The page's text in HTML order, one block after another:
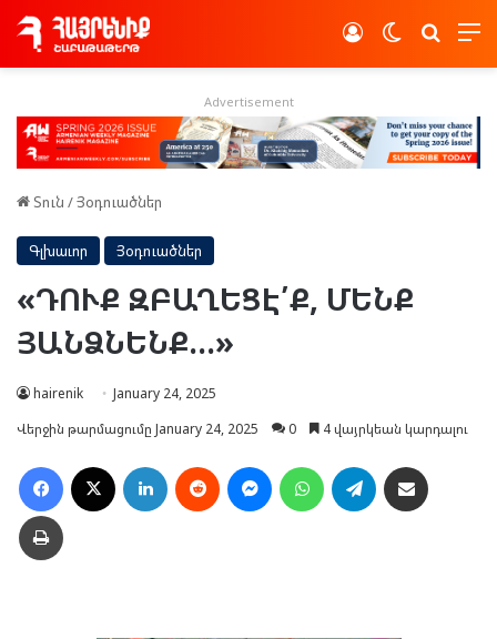
Switch skin
Log In
Advertisement
Տուն /Յօդուածներ
Գլխաւոր Յօդուածներ
«ԴՈՒՔ ԶԲԱՂԵՑԷ՛Ք, ՄԵՆՔ
ՅԱՆՁՆԵՆՔ…»
hairenik
January 24, 2025
Վերջին թարմացումը January 24, 2025
0 4 վայրկեան կարդալու
Facebook LinkedIn Reddit MessengerWhatsAppTelegram
Տպել